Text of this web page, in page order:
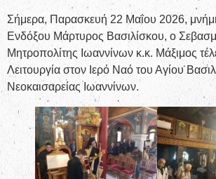
Σήμερα, Παρασκευή 22 Μαΐου 2026,
Ενδόξου Μάρτυρος Βασιλίσκου, ο
Μητροπολίτης Ιωαννίνων κ.κ. Μάξιμος
Λειτουργία στον Ιερό Ναό του Αγίου
Νεοκαισαρείας Ιωαννίνων.